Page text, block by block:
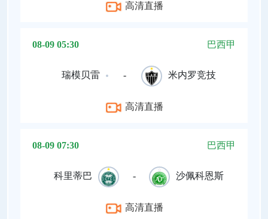
高清直播
08-09 05:30 巴西甲
瑞模贝雷 - 米内罗竞技
高清直播
08-09 07:30 巴西甲
科里蒂巴 - 沙佩科恩斯
高清直播